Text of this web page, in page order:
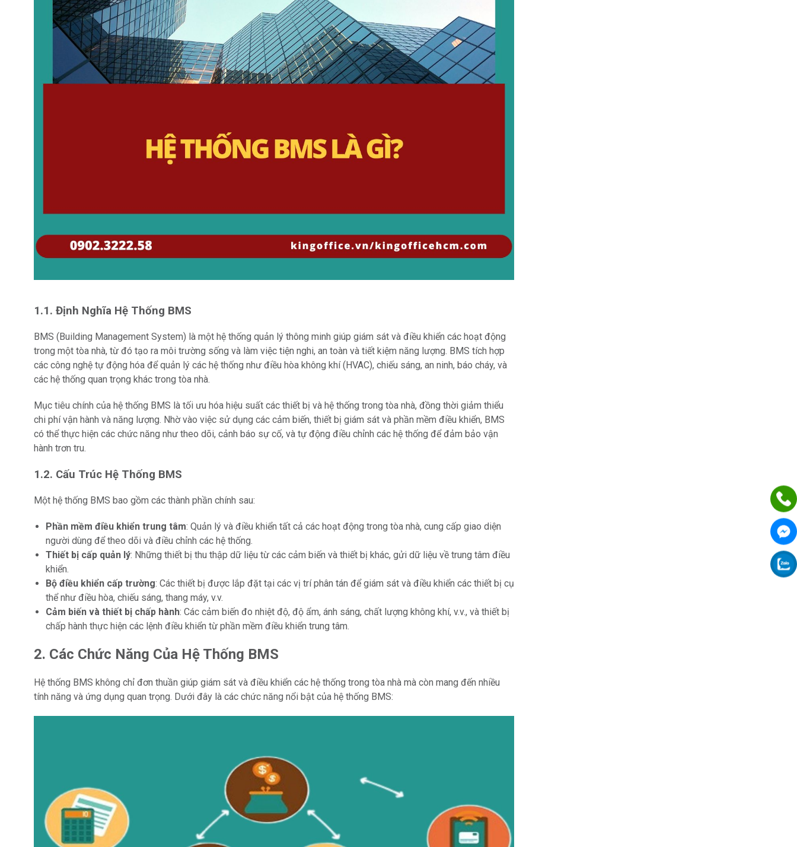
1.1. Định Nghĩa Hệ Thống BMS
BMS (Building Management System) là một hệ thống quản lý thông minh giúp giám sát và điều khiển các hoạt động
trong một tòa nhà, từ đó tạo ra môi trường sống và làm việc tiện nghi, an toàn và tiết kiệm năng lượng. BMS tích hợp
các công nghệ tự động hóa để quản lý các hệ thống như điều hòa không khí (HVAC), chiếu sáng, an ninh, báo cháy, và
các hệ thống quan trọng khác trong tòa nhà.
Mục tiêu chính của hệ thống BMS là tối ưu hóa hiệu suất các thiết bị và hệ thống trong tòa nhà, đồng thời giảm thiểu
chi phí vận hành và năng lượng. Nhờ vào việc sử dụng các cảm biến, thiết bị giám sát và phần mềm điều khiển, BMS
có thể thực hiện các chức năng như theo dõi, cảnh báo sự cố, và tự động điều chỉnh các hệ thống để đảm bảo vận
hành trơn tru.
1.2. Cấu Trúc Hệ Thống BMS
Một hệ thống BMS bao gồm các thành phần chính sau:
Phần mềm điều khiển trung tâm: Quản lý và điều khiển tất cả các hoạt động trong tòa nhà, cung cấp giao diện
người dùng để theo dõi và điều chỉnh các hệ thống.
Thiết bị cấp quản lý: Những thiết bị thu thập dữ liệu từ các cảm biến và thiết bị khác, gửi dữ liệu về trung tâm điều
khiển.
Bộ điều khiển cấp trường: Các thiết bị được lắp đặt tại các vị trí phân tán để giám sát và điều khiển các thiết bị cụ
thể như điều hòa, chiếu sáng, thang máy, v.v.
Cảm biến và thiết bị chấp hành: Các cảm biến đo nhiệt độ, độ ẩm, ánh sáng, chất lượng không khí, v.v., và thiết bị
chấp hành thực hiện các lệnh điều khiển từ phần mềm điều khiển trung tâm.
2. Các Chức Năng Của Hệ Thống BMS
Hệ thống BMS không chỉ đơn thuần giúp giám sát và điều khiển các hệ thống trong tòa nhà mà còn mang đến nhiều
tính năng và ứng dụng quan trọng. Dưới đây là các chức năng nổi bật của hệ thống BMS: